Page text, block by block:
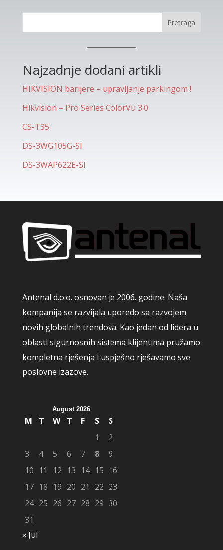
Pretraga
Najzadnje dodani artikli
HIKVISION barijere – upravljanje parkingom !
Hikvision – Pro Series ColorVu 3.0
CS-T35
DS-3WG105G-SI
DS-3WAP622E-SI
Antenal d.o.o. osnovan je 2006. godine. Naša
kompanija se razvijala uporedo sa razvojem
novih globalnih trendova. Kao jedan od lidera u
oblasti sigurnosnih sistema klijentima pružamo
kompletna rješenja i uspješno rješavamo sve
poslovne izazove.
August 2026
M T W T F S
S
1
2
3
4 5 6 7 8
9
10 11 12 13 14 15 16
17 18 19 20 21 22 23
24 25 26 27 28 29 30
31
« Jul